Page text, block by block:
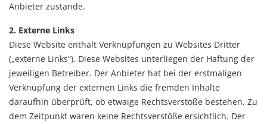
Anbieter zustande.
2. Externe Links
Diese Website enthält Verknüpfungen zu Websites Dritter
(„externe Links“). Diese Websites unterliegen der Haftung der
jeweiligen Betreiber. Der Anbieter hat bei der erstmaligen
Verknüpfung der externen Links die fremden Inhalte
daraufhin überprüft, ob etwaige Rechtsverstöße bestehen. Zu
dem Zeitpunkt waren keine Rechtsverstöße ersichtlich. Der